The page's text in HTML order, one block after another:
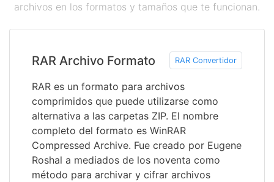
archivos en los formatos y tamaños que te funcionan.
RAR Archivo Formato RAR Convertidor
RAR es un formato para archivos
comprimidos que puede utilizarse como
alternativa a las carpetas ZIP. El nombre
completo del formato es WinRAR
Compressed Archive. Fue creado por Eugene
Roshal a mediados de los noventa como
método para archivar y cifrar archivos